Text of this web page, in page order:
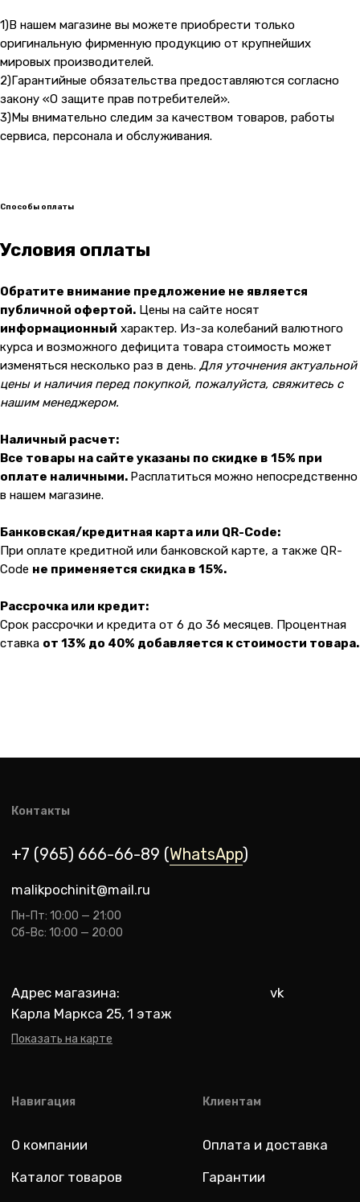
1)В нашем магазине вы можете приобрести только
оригинальную фирменную продукцию от крупнейших
мировых производителей.
2)Гарантийные обязательства предоставляются согласно
закону «О защите прав потребителей».
3)Мы внимательно следим за качеством товаров, работы
сервиса, персонала и обслуживания.
Способы оплаты
Условия оплаты
Обратите внимание предложение не является
публичной офертой. Цены на сайте носят
информационный характер. Из-за колебаний валютного
курса и возможного дефицита товара стоимость может
изменяться несколько раз в день. Для уточнения актуальной
цены и наличия перед покупкой, пожалуйста, свяжитесь с
нашим менеджером.
Наличный расчет:
Все товары на сайте указаны по скидке в 15% при
оплате наличными. Расплатиться можно непосредственно
в нашем магазине.
Банковская/кредитная карта или QR-Code:
При оплате кредитной или банковской карте, а также QR-
Code не применяется скидка в 15%.
Рассрочка или кредит:
Срок рассрочки и кредита от 6 до 36 месяцев. Процентная
ставка от 13% до 40% добавляется к стоимости товара.